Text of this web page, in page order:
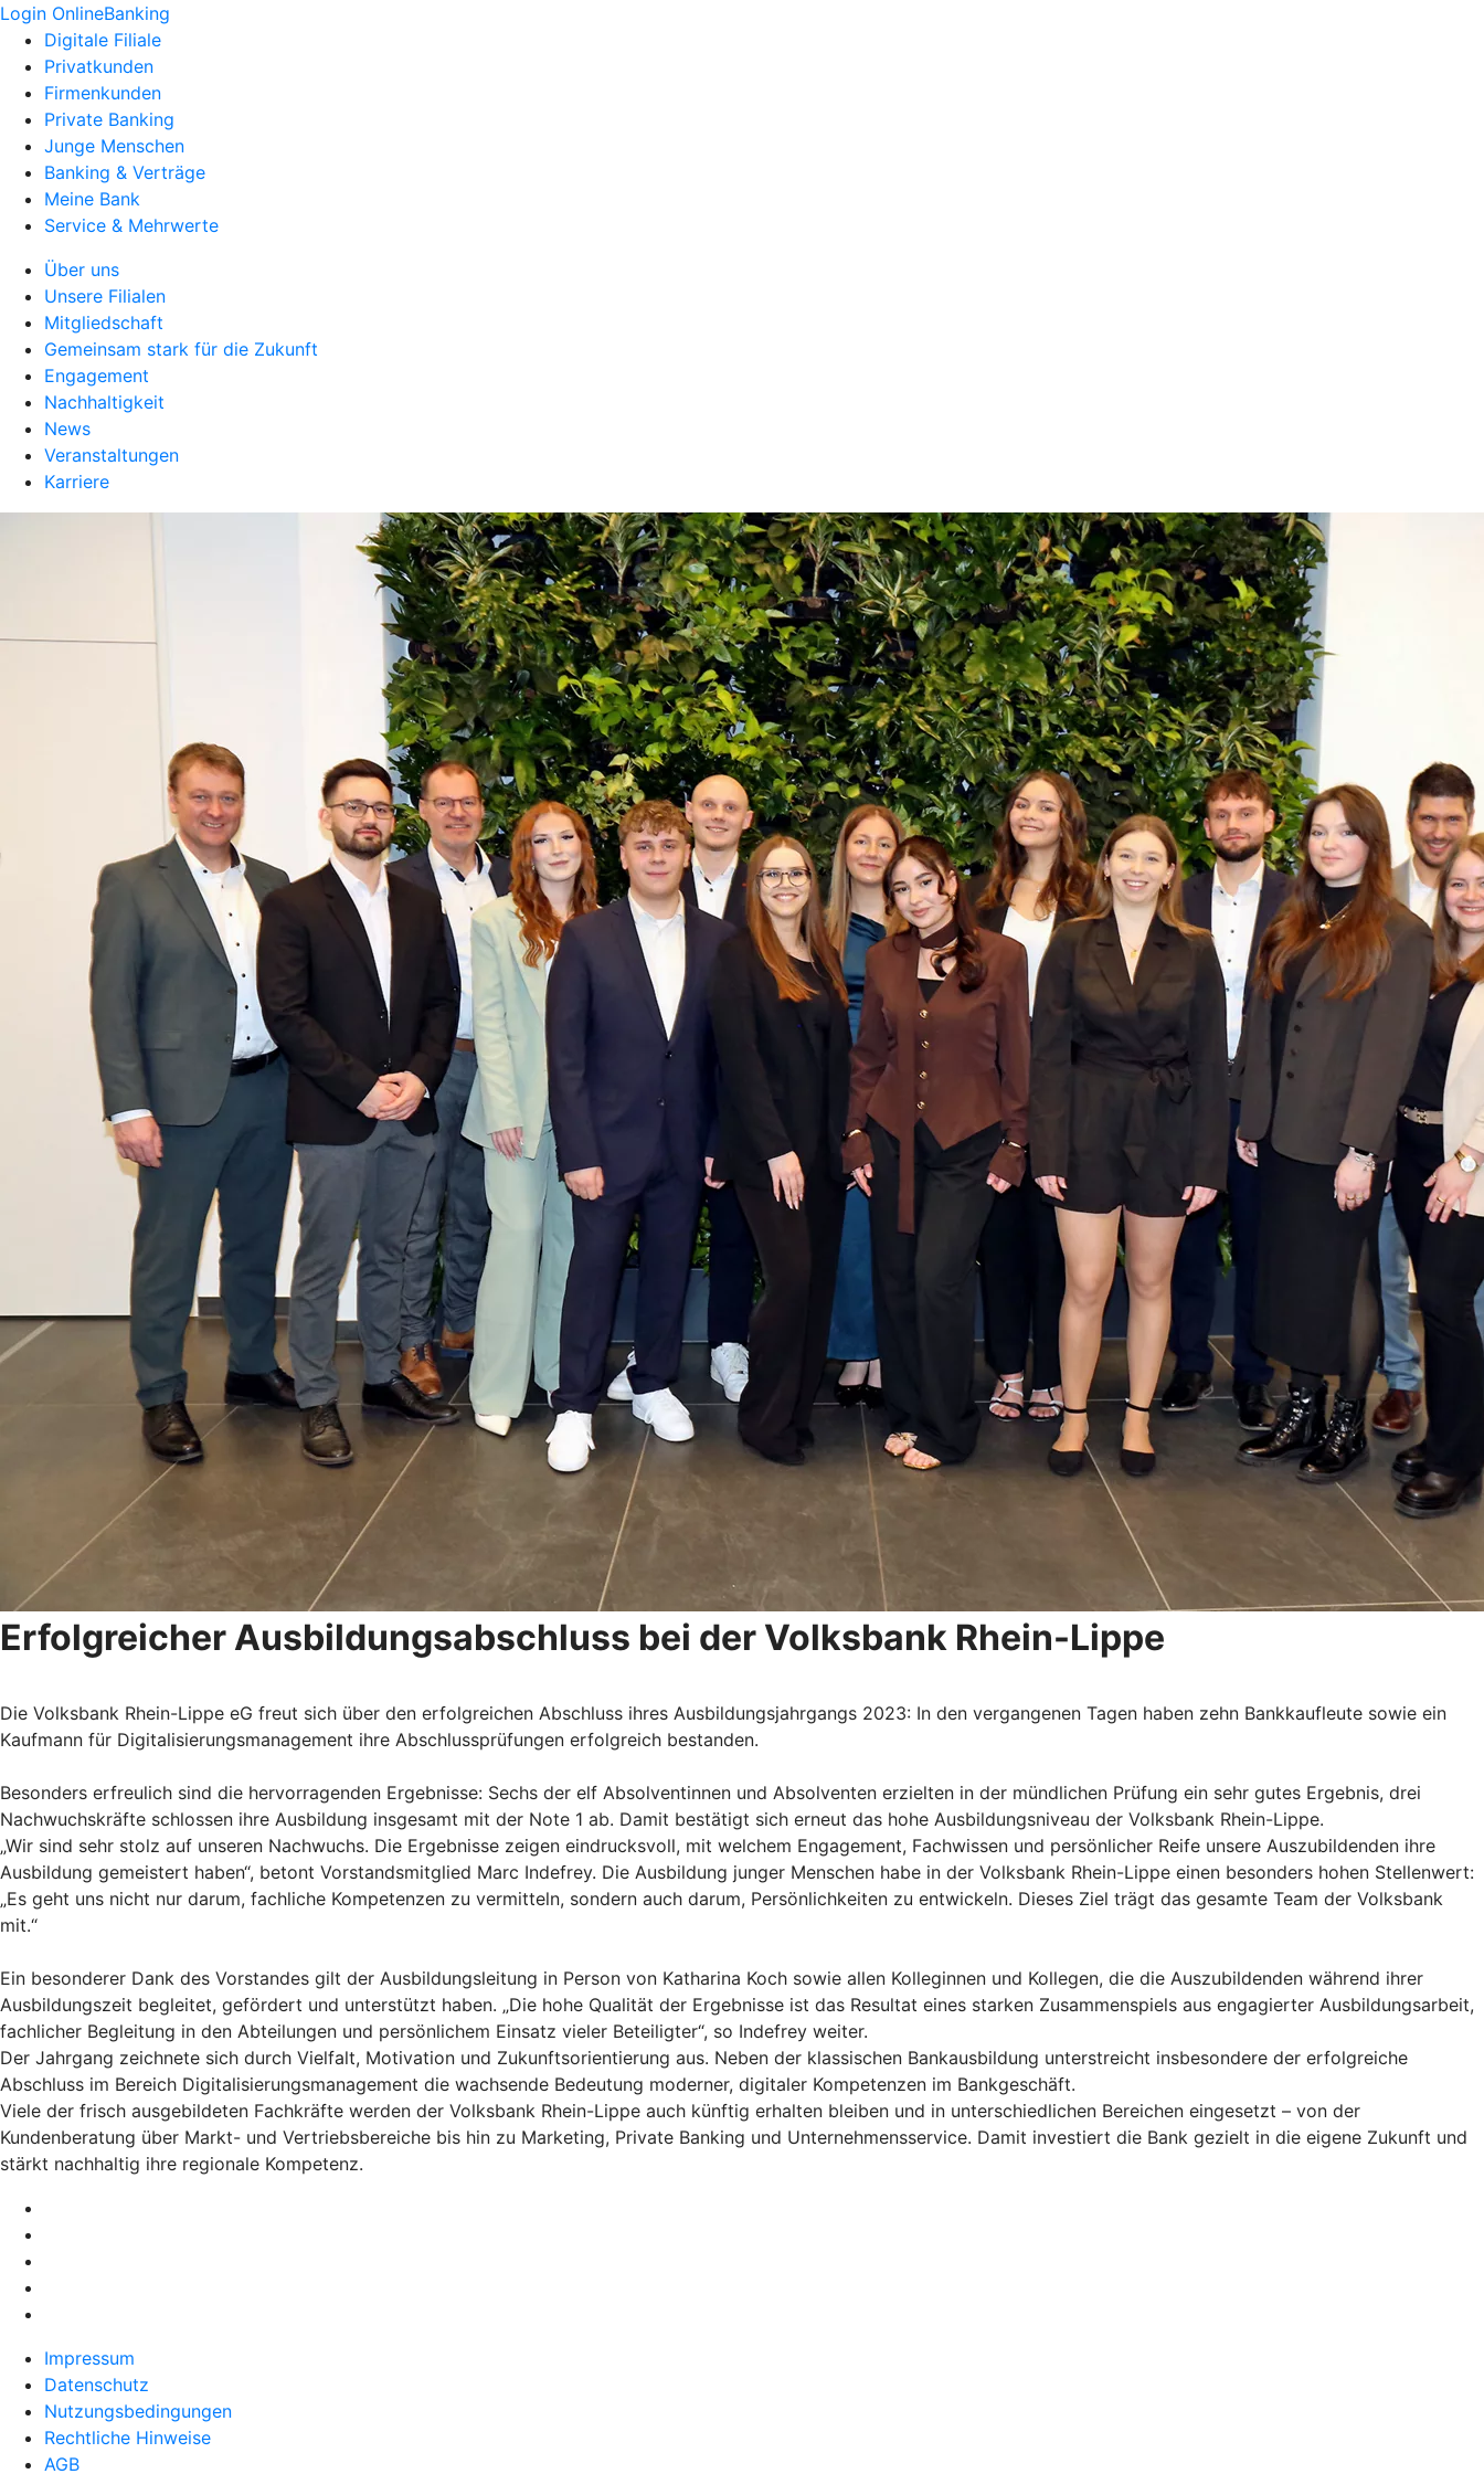
Login OnlineBanking
Digitale Filiale
Privatkunden
Firmenkunden
Private Banking
Junge Menschen
Banking & Verträge
Meine Bank
Service & Mehrwerte
Über uns
Unsere Filialen
Mitgliedschaft
Gemeinsam stark für die Zukunft
Engagement
Nachhaltigkeit
News
Veranstaltungen
Karriere
Erfolgreicher Ausbildungsabschluss bei der Volksbank Rhein-Lippe
Die Volksbank Rhein-Lippe eG freut sich über den erfolgreichen Abschluss ihres Ausbildungsjahrgangs 2023: In den vergangenen Tagen haben zehn Bankkaufleute sowie ein
Kaufmann für Digitalisierungsmanagement ihre Abschlussprüfungen erfolgreich bestanden.
Besonders erfreulich sind die hervorragenden Ergebnisse: Sechs der elf Absolventinnen und Absolventen erzielten in der mündlichen Prüfung ein sehr gutes Ergebnis, drei
Nachwuchskräfte schlossen ihre Ausbildung insgesamt mit der Note 1 ab. Damit bestätigt sich erneut das hohe Ausbildungsniveau der Volksbank Rhein-Lippe.
„Wir sind sehr stolz auf unseren Nachwuchs. Die Ergebnisse zeigen eindrucksvoll, mit welchem Engagement, Fachwissen und persönlicher Reife unsere Auszubildenden ihre
Ausbildung gemeistert haben“, betont Vorstandsmitglied Marc Indefrey. Die Ausbildung junger Menschen habe in der Volksbank Rhein-Lippe einen besonders hohen Stellenwert:
„Es geht uns nicht nur darum, fachliche Kompetenzen zu vermitteln, sondern auch darum, Persönlichkeiten zu entwickeln. Dieses Ziel trägt das gesamte Team der Volksbank
mit.“
Ein besonderer Dank des Vorstandes gilt der Ausbildungsleitung in Person von Katharina Koch sowie allen Kolleginnen und Kollegen, die die Auszubildenden während ihrer
Ausbildungszeit begleitet, gefördert und unterstützt haben. „Die hohe Qualität der Ergebnisse ist das Resultat eines starken Zusammenspiels aus engagierter Ausbildungsarbeit,
fachlicher Begleitung in den Abteilungen und persönlichem Einsatz vieler Beteiligter“, so Indefrey weiter.
Der Jahrgang zeichnete sich durch Vielfalt, Motivation und Zukunftsorientierung aus. Neben der klassischen Bankausbildung unterstreicht insbesondere der erfolgreiche
Abschluss im Bereich Digitalisierungsmanagement die wachsende Bedeutung moderner, digitaler Kompetenzen im Bankgeschäft.
Viele der frisch ausgebildeten Fachkräfte werden der Volksbank Rhein-Lippe auch künftig erhalten bleiben und in unterschiedlichen Bereichen eingesetzt – von der
Kundenberatung über Markt- und Vertriebsbereiche bis hin zu Marketing, Private Banking und Unternehmensservice. Damit investiert die Bank gezielt in die eigene Zukunft und
stärkt nachhaltig ihre regionale Kompetenz.
Impressum
Datenschutz
Nutzungsbedingungen
Rechtliche Hinweise
AGB